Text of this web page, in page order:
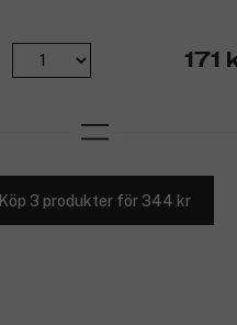
171
Köp 3 produkter för 344 kr